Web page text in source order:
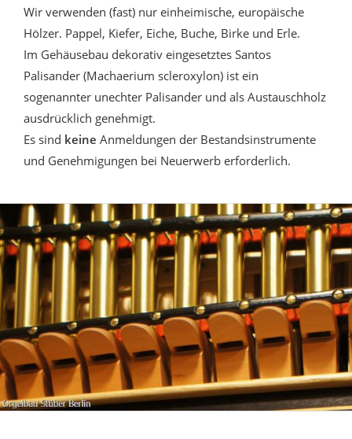
Wir verwenden (fast) nur einheimische, europäische
Hölzer. Pappel, Kiefer, Eiche, Buche, Birke und Erle.
Im Gehäusebau dekorativ eingesetztes Santos
Palisander (Machaerium scleroxylon) ist ein
sogenannter unechter Palisander und als Austauschholz
ausdrücklich genehmigt.
Es sind keine Anmeldungen der Bestandsinstrumente
und Genehmigungen bei Neuerwerb erforderlich.